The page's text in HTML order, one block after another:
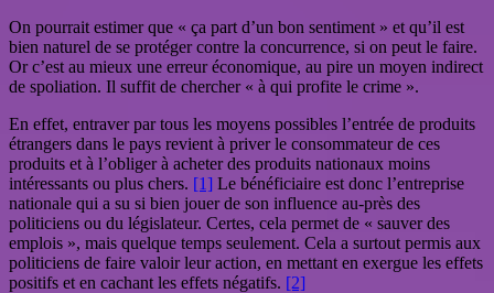
On pourrait estimer que « ça part d’un bon sentiment » et qu’il est
bien naturel de se protéger contre la concurrence, si on peut le faire.
Or c’est au mieux une erreur économique, au pire un moyen indirect
de spoliation. Il suffit de chercher « à qui profite le crime ».
En effet, entraver par tous les moyens possibles l’entrée de produits
étrangers dans le pays revient à priver le consommateur de ces
produits et à l’obliger à acheter des produits nationaux moins
intéressants ou plus chers. [1] Le bénéficiaire est donc l’entreprise
nationale qui a su si bien jouer de son influence au-près des
politiciens ou du législateur. Certes, cela permet de « sauver des
emplois », mais quelque temps seulement. Cela a surtout permis aux
politiciens de faire valoir leur action, en mettant en exergue les effets
positifs et en cachant les effets négatifs. [2]